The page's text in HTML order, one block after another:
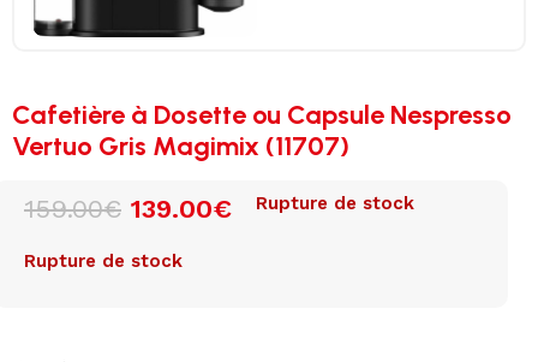
Cafetière à Dosette ou Capsule Nespresso
Vertuo Gris Magimix (11707)
159.00€ 139.00€ Rupture de stock
Rupture de stock